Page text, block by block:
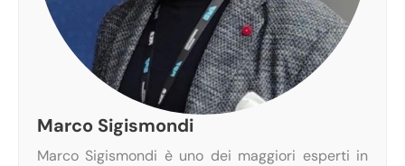
Marco Sigismondi
Marco Sigismondi è uno dei maggiori esperti in